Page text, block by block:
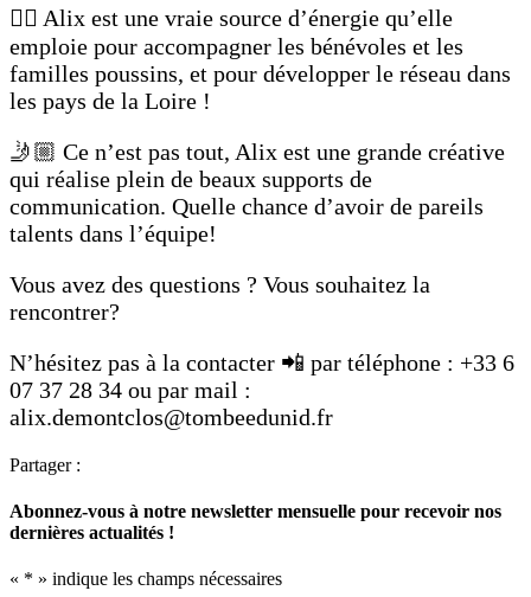
👉🏻 Alix est une vraie source d’énergie qu’elle
emploie pour accompagner les bénévoles et les
familles poussins, et pour développer le réseau dans
les pays de la Loire !
🤳🏼 Ce n’est pas tout, Alix est une grande créative
qui réalise plein de beaux supports de
communication. Quelle chance d’avoir de pareils
talents dans l’équipe!
Vous avez des questions ? Vous souhaitez la
rencontrer?
N’hésitez pas à la contacter 📲 par téléphone : +33 6
07 37 28 34 ou par mail :
alix.demontclos@tombeedunid.fr
Partager :
Abonnez-vous à notre newsletter mensuelle pour recevoir nos
dernières actualités !
« * » indique les champs nécessaires